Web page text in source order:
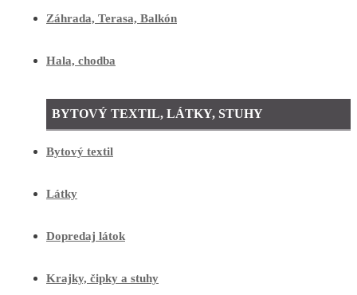
Záhrada, Terasa, Balkón
Hala, chodba
BYTOVÝ TEXTIL, LÁTKY, STUHY
Bytový textil
Látky
Dopredaj látok
Krajky, čipky a stuhy